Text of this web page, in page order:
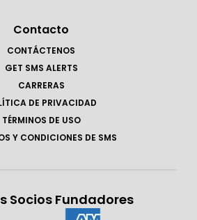
Contacto
CONTÁCTENOS
GET SMS ALERTS
CARRERAS
DE PRIVACIDAD
TÉRMINOS DE USO
Y CONDICIONES DE SMS
Socios Fundadores